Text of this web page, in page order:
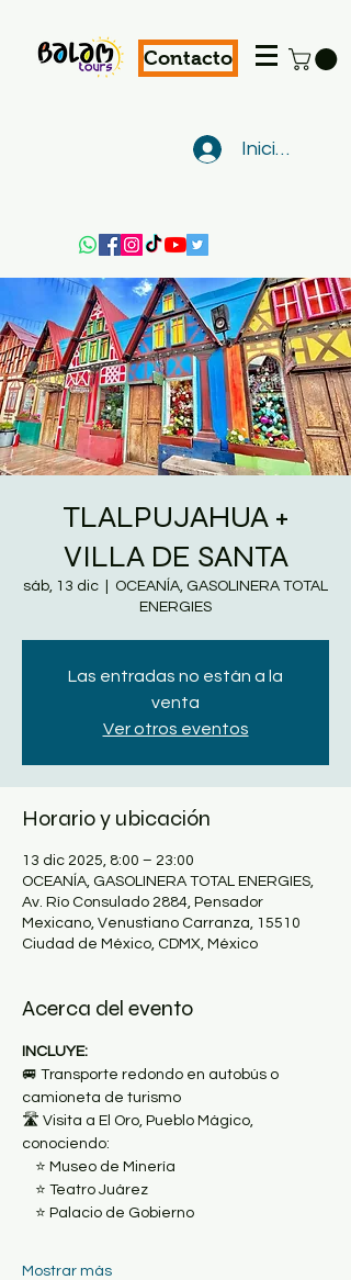
Contacto
Iniciar sesión
TLALPUJAHUA +
VILLA DE SANTA
sáb, 13 dic
OCEANÍA, GASOLINERA TOTAL
ENERGIES
Las entradas no están a la
venta
Ver otros eventos
Horario y ubicación
13 dic 2025, 8:00 – 23:00
OCEANÍA, GASOLINERA TOTAL ENERGIES,
Av. Río Consulado 2884, Pensador
Mexicano, Venustiano Carranza, 15510
Ciudad de México, CDMX, México
Acerca del evento
INCLUYE:
🚐 Transporte redondo en autobús o
camioneta de turismo
🛣 Visita a El Oro, Pueblo Mágico,
conociendo:
⭐️ Museo de Minería
⭐️ Teatro Juárez
⭐️ Palacio de Gobierno
Mostrar más